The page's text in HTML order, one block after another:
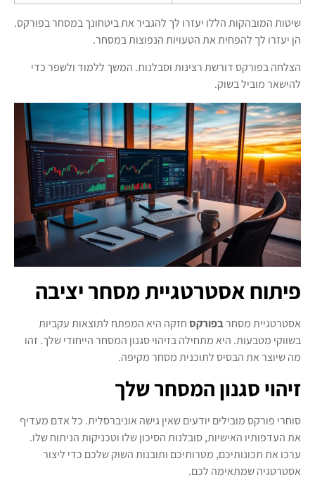
שיטות המובהקות הללו יעזרו לך להגביר את ביטחונך במסחר בפורקס.
הן יעזרו לך להפחית את הטעויות הנפוצות במסחר.
הצלחה בפורקס דורשת רצינות וסבלנות. המשך ללמוד ולשפר כדי
להישאר מוביל בשוק.
פיתוח אסטרטגיית מסחר יציבה
אסטרטגיית מסחרבפורקסחזקה היא המפתח לתוצאות עקביות
בשווקי מטבעות. היא מתחילה בזיהוי סגנון המסחר הייחודי שלך. זהו
מה שיוצר את הבסיס לתוכנית מסחר מקיפה.
זיהוי סגנון המסחר שלך
סוחרי פורקס מובילים יודעים שאין גישה אוניברסלית. כל אדם מעדיף
את העדפותיו האישיות, סובלנות הסיכון שלו וטכניקות הניתוח שלו.
ערכו את תכונותיכם, מטרותיכם ותובנות השוק שלכם כדי ליצור
אסטרטגיה שמתאימה לכם.